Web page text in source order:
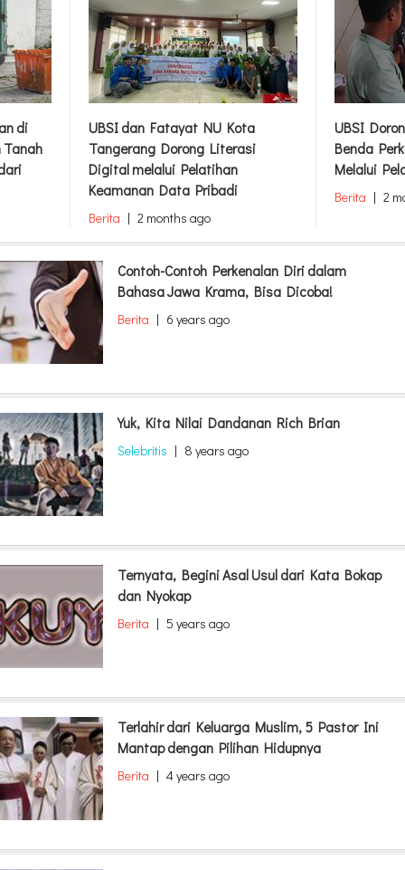
di
Tanah
UBSI dan Fatayat NU Kota
Tangerang Dorong Literasi
Digital melalui Pelatihan
Keamanan Data Pribadi
Berita | 2 months ago
UBSI
Benda
Melalui
Berita | 2
Contoh-Contoh Perkenalan Diri dalam
Bahasa Jawa Krama, Bisa Dicoba!
Berita | 6 years ago
Yuk, Kita Nilai Dandanan Rich Brian
Selebritis | 8 years ago
Ternyata, Begini Asal Usul dari Kata Bokap
dan Nyokap
Berita | 5 years ago
Terlahir dari Keluarga Muslim, 5 Pastor Ini
Mantap dengan Pilihan Hidupnya
Berita | 4 years ago